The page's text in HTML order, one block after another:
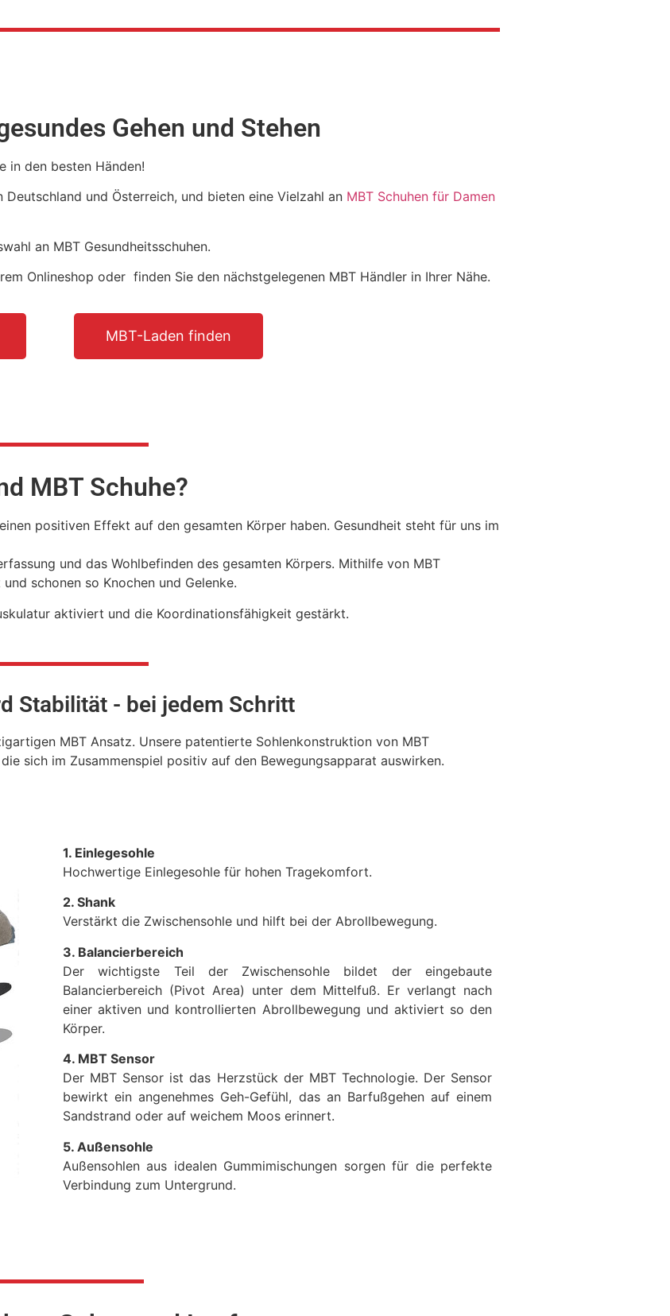
Gehen und Stehen
in den besten Händen!
und Österreich, und bieten eine Vielzahl an MBT Schuhen für Damen
an MBT Gesundheitsschuhen.
Onlineshop oder finden Sie den nächstgelegenen MBT Händler in Ihrer Nähe.
MBT-Laden finden
MBT Schuhe?
positiven Effekt auf den gesamten Körper haben. Gesundheit steht für uns im
und das Wohlbefinden des gesamten Körpers. Mithilfe von MBT
schonen so Knochen und Gelenke.
aktiviert und die Koordinationsfähigkeit gestärkt.
Stabilität - bei jedem Schritt
MBT Ansatz. Unsere patentierte Sohlenkonstruktion von MBT
sich im Zusammenspiel positiv auf den Bewegungsapparat auswirken.
1. Einlegesohle
Hochwertige Einlegesohle für hohen Tragekomfort.
2. Shank
Verstärkt die Zwischensohle und hilft bei der Abrollbewegung.
3. Balancierbereich
Der wichtigste Teil der Zwischensohle bildet der eingebaute
Balancierbereich (Pivot Area) unter dem Mittelfuß. Er verlangt nach
einer aktiven und kontrollierten Abrollbewegung und aktiviert so den
Körper.
4. MBT Sensor
Der MBT Sensor ist das Herzstück der MBT Technologie. Der Sensor
bewirkt ein angenehmes Geh-Gefühl, das an Barfußgehen auf einem
Sandstrand oder auf weichem Moos erinnert.
5. Außensohle
Außensohlen aus idealen Gummimischungen sorgen für die perfekte
Verbindung zum Untergrund.